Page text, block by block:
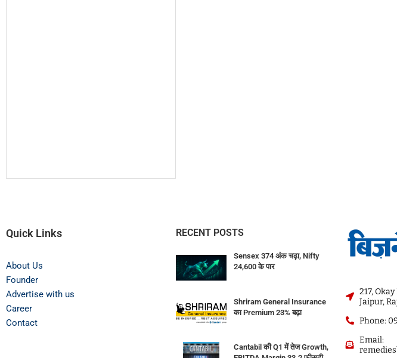
Quick Links
About Us
Founder
Advertise with us
Career
Contact
RECENT POSTS
Sensex 374 अंक चढ़ा, Nifty
24,600 के पार
Shriram General Insurance
का Premium 23% बढ़ा
Cantabil की Q1 में तेज Growth,
217,
Jaipur,
Phone:
Email: